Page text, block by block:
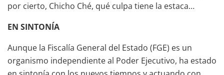
por cierto, Chicho Ché, qué culpa tiene la estaca…
EN SINTONÍA
Aunque la Fiscalía General del Estado (FGE) es un
organismo independiente al Poder Ejecutivo, ha estado